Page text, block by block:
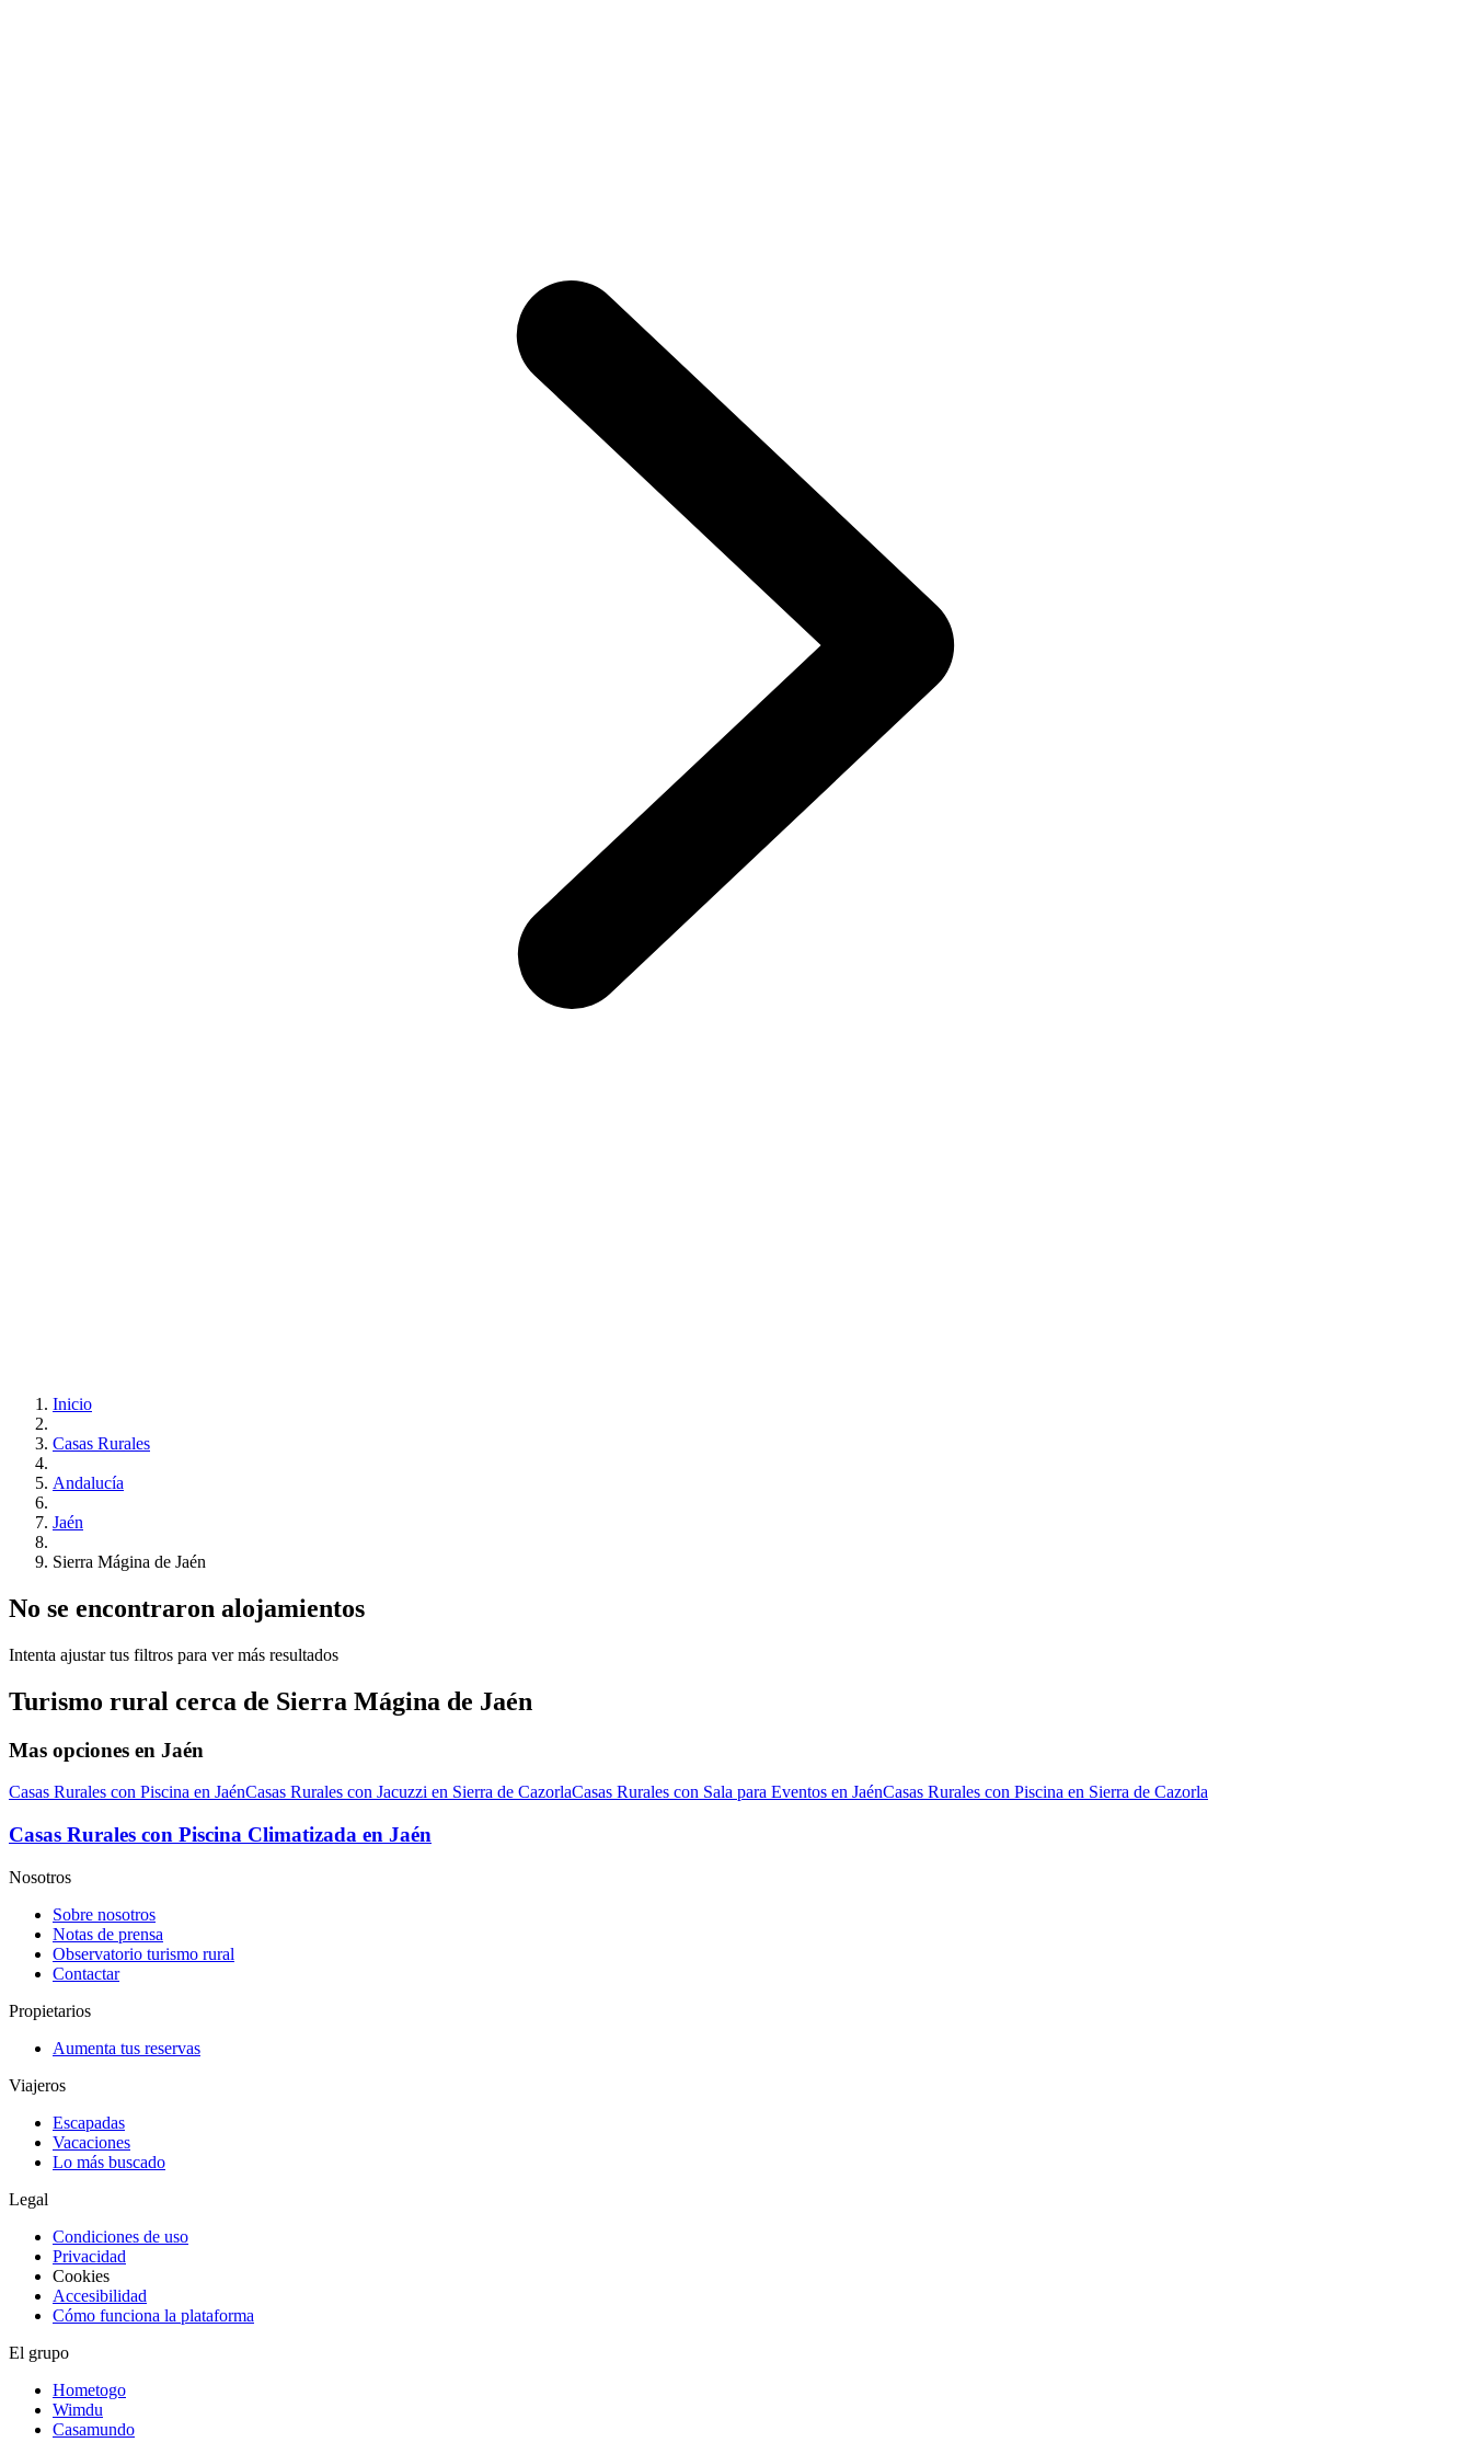
Inicio
Casas Rurales
Andalucía
Jaén
Sierra Mágina de Jaén
No se encontraron alojamientos
Intenta ajustar tus filtros para ver más resultados
Turismo rural cerca de Sierra Mágina de Jaén
Mas opciones en Jaén
Casas Rurales con Piscina en JaénCasas Rurales con Jacuzzi en Sierra de CazorlaCasas Rurales con Sala para Eventos en JaénCasas Rurales con Piscina en Sierra de Cazorla
Casas Rurales con Piscina Climatizada en Jaén
Nosotros
Sobre nosotros
Notas de prensa
Observatorio turismo rural
Contactar
Propietarios
Aumenta tus reservas
Viajeros
Escapadas
Vacaciones
Lo más buscado
Legal
Condiciones de uso
Privacidad
Cookies
Accesibilidad
Cómo funciona la plataforma
El grupo
Hometogo
Wimdu
Casamundo